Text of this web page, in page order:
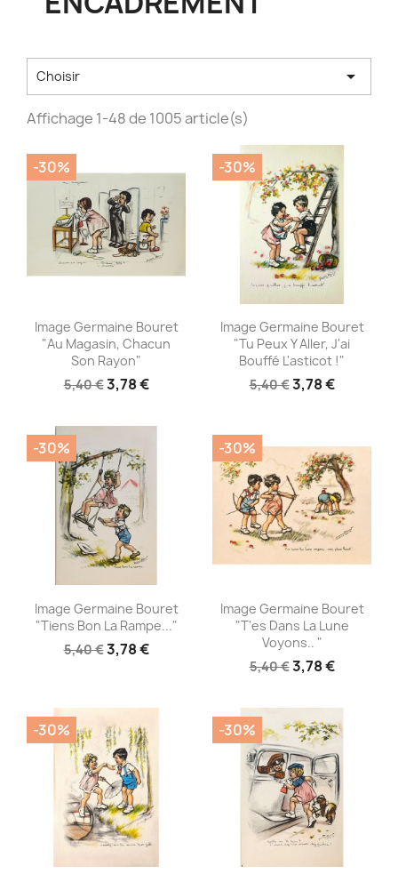
Choisir 
Affichage 1-48 de 1005 article(s)
Aperçu rapide
Image Germaine Bouret
"Au Magasin, Chacun
Son Rayon"
5,40 €3,78 €
-30%
Aperçu rapide
Image Germaine Bouret
"Tu Peux Y Aller, J'ai
Bouffé L'asticot !"
5,40 €3,78 €
-30%
Aperçu rapide
Image Germaine Bouret
"Tiens Bon La Rampe..."
5,40 €3,78 €
-30%
Aperçu rapide
Image Germaine Bouret
"T'es Dans La Lune
Voyons.. "
5,40 €3,78 €
-30%
-30% -30%